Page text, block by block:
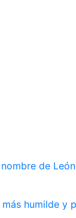
de
humilde